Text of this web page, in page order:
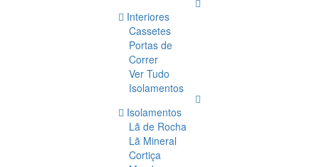
Interiores
Cassetes
Portas de
Correr
Ver Tudo
Isolamentos
Isolamentos
Lã de Rocha
Lã Mineral
Cortiça